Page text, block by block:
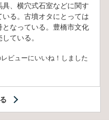
具、横穴式石室などに関す
いる。古墳オタにとっては
となっている。豊橋市文化
ている。
ビューにいいね！しました